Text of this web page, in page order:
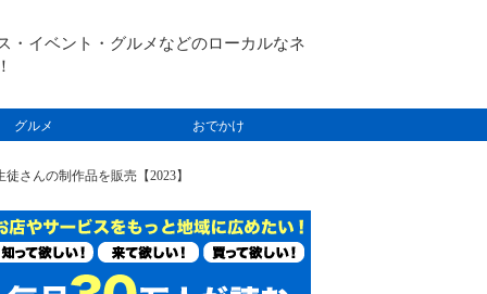
・イベント・グルメなどのローカルなネ
グルメ おでかけ
さんの制作品を販売【2023】